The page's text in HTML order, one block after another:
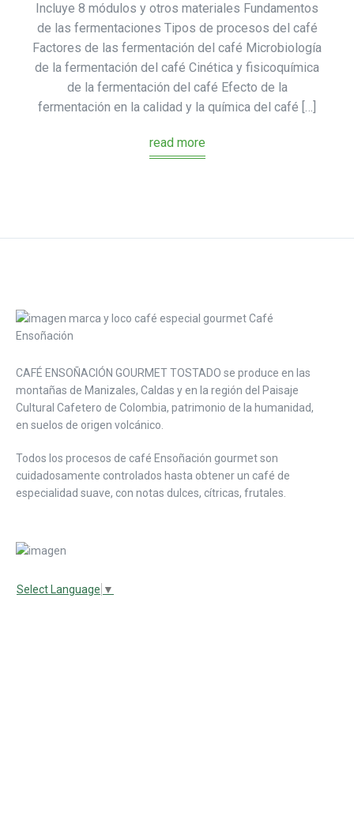
Incluye 8 módulos y otros materiales Fundamentos
de las fermentaciones Tipos de procesos del café
Factores de las fermentación del café Microbiología
de la fermentación del café Cinética y fisicoquímica
de la fermentación del café Efecto de la
fermentación en la calidad y la química del café […]
read more
CAFÉ ENSOÑACIÓN GOURMET TOSTADO se produce en las
montañas de Manizales, Caldas y en la región del Paisaje
Cultural Cafetero de Colombia, patrimonio de la humanidad,
en suelos de origen volcánico.
Todos los procesos de café Ensoñación gourmet son
cuidadosamente controlados hasta obtener un café de
especialidad suave, con notas dulces, cítricas, frutales.
Select Language ▼